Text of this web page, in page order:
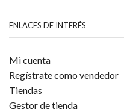
ENLACES DE INTERÉS
Mi cuenta
Regístrate como vendedor
Tiendas
Gestor de tienda